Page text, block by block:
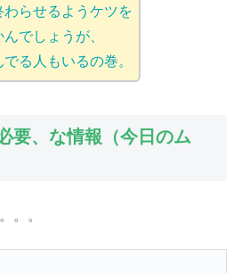
わらせるようケツを
でしょうが、
る人もいるの巻。
要、な情報（今日のム
。。